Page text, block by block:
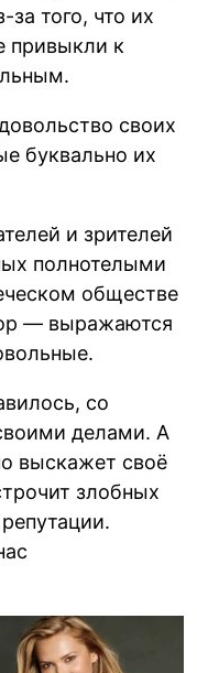
того, что их
привыкли к
своих
буквально их
и зрителей
полнотелыми
обществе
— выражаются
со
делами. А
выскажет своё
злобных